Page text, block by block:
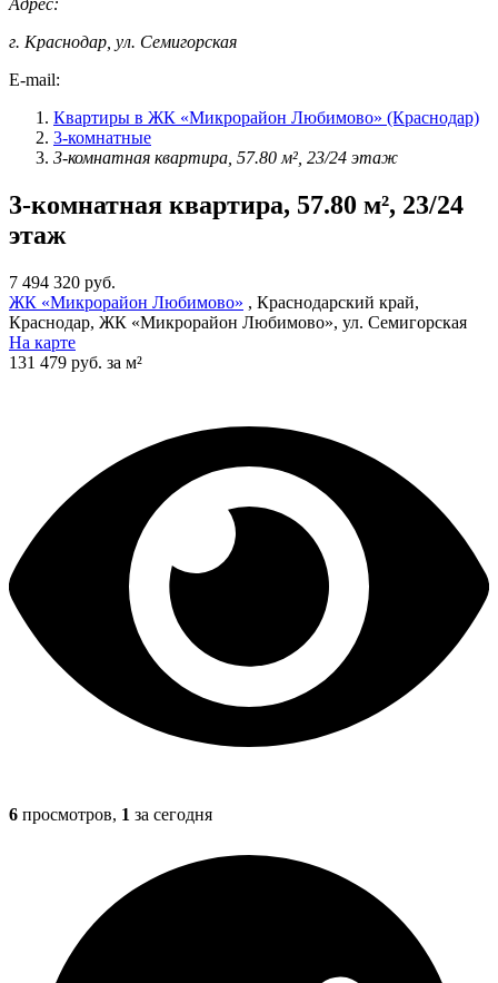
Адрес:
г. Краснодар, ул. Семигорская
E-mail:
Квартиры в ЖК «Микрорайон Любимово» (Краснодар)
3-комнатные
3-комнатная квартира, 57.80 м², 23/24 этаж
3-комнатная квартира, 57.80 м², 23/24
этаж
7 494 320 руб.
ЖК «Микрорайон Любимово» , Краснодарский край,
Краснодар, ЖК «Микрорайон Любимово», ул. Семигорская
На карте
131 479 руб. за м²
6 просмотров, 1 за сегодня